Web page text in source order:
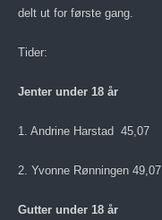
delt ut for første gang.
Tider:
Jenter under 18 år
1. Andrine Harstad 45,07
2. Yvonne Rønningen 49,07
Gutter under 18 år